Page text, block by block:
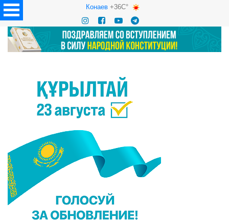
Конаев+36C°